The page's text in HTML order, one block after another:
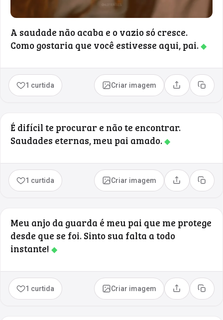
A saudade não acaba e o vazio só cresce.
Como gostaria que você estivesse aqui, pai.◆
1 curtida Criar imagem Compartilhar
Copiar
É difícil te procurar e não te encontrar.
Saudades eternas, meu pai amado.◆
1 curtida Criar imagem Compartilhar
Copiar
Meu anjo da guarda é meu pai que me protege
desde que se foi. Sinto sua falta a todo
instante! ◆
1 curtida Criar imagem Compartilhar
Copiar